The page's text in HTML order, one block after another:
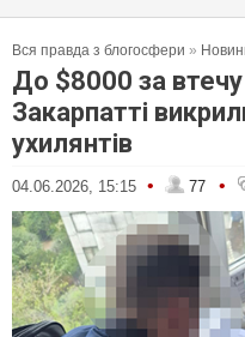
Вся правда з блогосфери »
До $8000 за втечу
Закарпатті
ухилянтів
04.06.2026, 15:15 • 77 •